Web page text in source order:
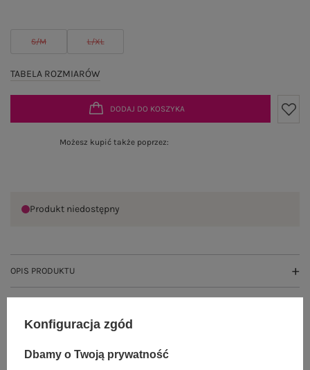
S/M L/XL
TABELA ROZMIARÓW
DODAJ DO KOSZYKA
Możesz kupić także poprzez:
Produkt niedostępny
OPIS PRODUKTU
Konfiguracja zgód
Dbamy o Twoją prywatność